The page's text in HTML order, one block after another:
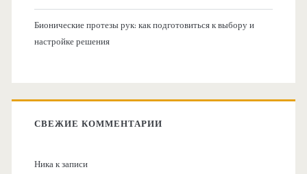
Бионические протезы рук: как подготовиться к выбору и
настройке решения
СВЕЖИЕ КОММЕНТАРИИ
Никак записи